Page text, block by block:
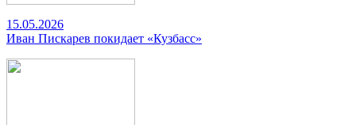
15.05.2026
Иван Пискарев покидает «Кузбасс»